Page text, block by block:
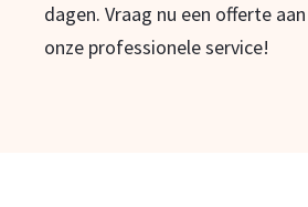
dagen. Vraag nu een offerte
onze professionele service!